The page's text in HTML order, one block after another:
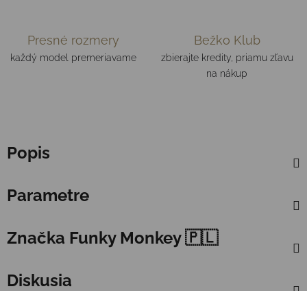
Presné rozmery
každý model premeriavame
Bežko Klub
zbierajte kredity, priamu zľavu
na nákup
Popis
Parametre
Značka Funky Monkey 🇵🇱
Diskusia